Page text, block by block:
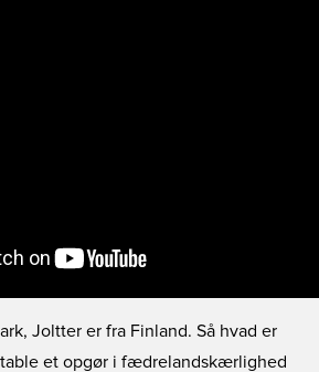
Joltter er fra Finland. Så hvad er
et opgør i fædrelandskærlighed